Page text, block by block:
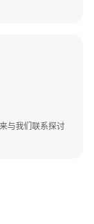
与我们联系探讨